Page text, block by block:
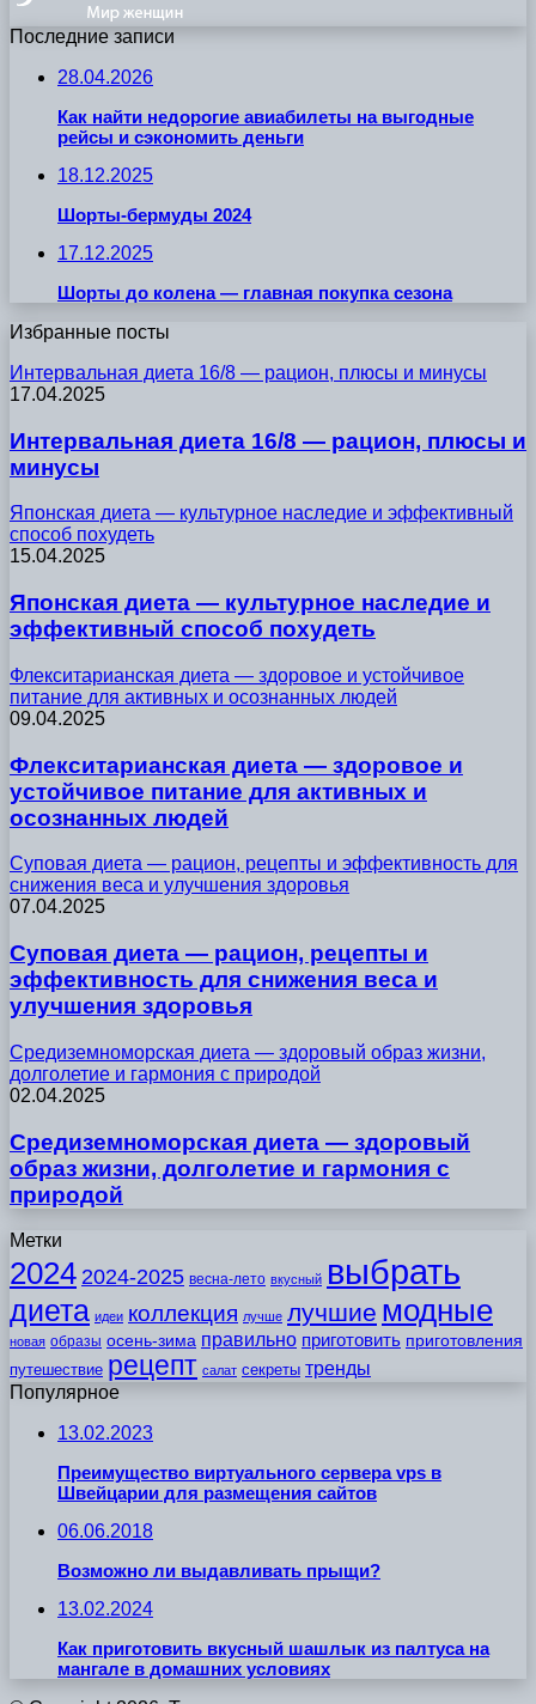
Последние записи
28.04.2026
Как найти недорогие авиабилеты на выгодные
рейсы и сэкономить деньги
18.12.2025
Шорты-бермуды 2024
17.12.2025
Шорты до колена — главная покупка сезона
Избранные посты
Интервальная диета 16/8 — рацион, плюсы и минусы
17.04.2025
Интервальная диета 16/8 — рацион, плюсы и
минусы
Японская диета — культурное наследие и эффективный
способ похудеть
15.04.2025
Японская диета — культурное наследие и
эффективный способ похудеть
Флекситарианская диета — здоровое и устойчивое
питание для активных и осознанных людей
09.04.2025
Флекситарианская диета — здоровое и
устойчивое питание для активных и
осознанных людей
Суповая диета — рацион, рецепты и эффективность для
снижения веса и улучшения здоровья
07.04.2025
Суповая диета — рацион, рецепты и
эффективность для снижения веса и
улучшения здоровья
Средиземноморская диета — здоровый образ жизни,
долголетие и гармония с природой
02.04.2025
Средиземноморская диета — здоровый
образ жизни, долголетие и гармония с
природой
Метки
2024 2024-2025 весна-лето вкусный выбрать
диета идеи коллекция лучше лучшие модные
новая образы осень-зима правильно приготовить приготовления
путешествие рецепт салат секреты тренды
Популярное
13.02.2023
Преимущество виртуального сервера vps в
Швейцарии для размещения сайтов
06.06.2018
Возможно ли выдавливать прыщи?
13.02.2024
Как приготовить вкусный шашлык из палтуса на
мангале в домашних условиях